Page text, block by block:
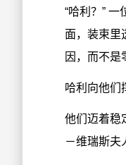
“哈利？”
面，装束里
因，而不
哈利向他们
他们迈着稳
－维瑞斯夫